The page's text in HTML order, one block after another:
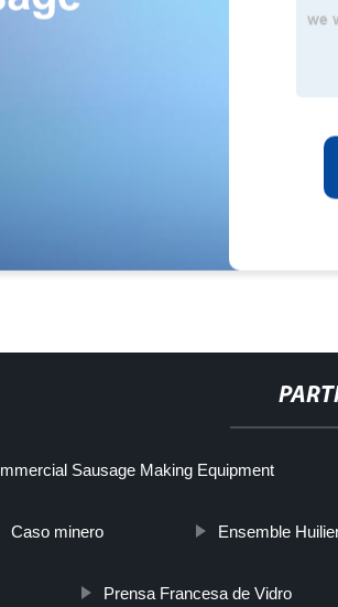
Sausage Making Equipment
Caso minero Ensemble
Prensa Francesa de Vidro